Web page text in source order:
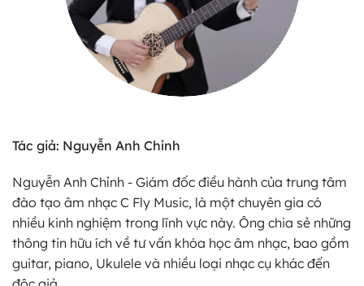
Tác giả: Nguyễn Anh Chỉnh
Nguyễn Anh Chỉnh - Giám đốc điều hành của trung tâm
đào tạo âm nhạc C Fly Music, là một chuyên gia có
nhiều kinh nghiệm trong lĩnh vực này. Ông chia sẻ những
thông tin hữu ích về tư vấn khóa học âm nhạc, bao gồm
guitar, piano, Ukulele và nhiều loại nhạc cụ khác đến